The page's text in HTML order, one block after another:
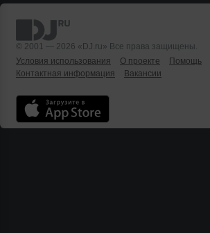
© 2001 — 2026 «DJ.ru» Все права защищены.
Условия использования
О проекте Помощь
Контактная информация
Вакансии